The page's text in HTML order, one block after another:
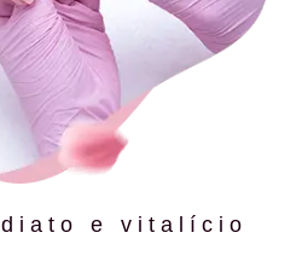
e vitalício